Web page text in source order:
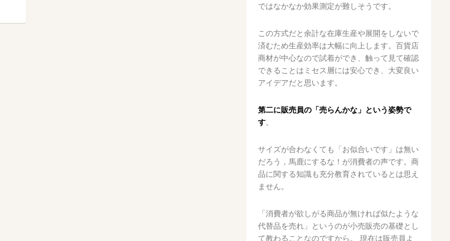
ではなかなか効果測定が難しそうです。
この方式だと余計な在庫生産や展開をしないで
済むため生産効率は大幅に向上します。百貨店
商材が中心なので試着ができ、触って見て確認
できることはミセス層には安心でき、大変良い
アイデアだと思います。
第二に販売員の「売らんかな」という姿勢で
す。
サイズが合わなくても「お似合いです」は無い
だろう，馬鹿にするな！が消費者の声です。商
品に関する知識も充分教育されているとは思え
ません。
「消費者が欲しがる商品が無ければ似たような
代替品を売れ」というのが小売販売の基礎とし
て教わることなのですから。 現在は販売員よ